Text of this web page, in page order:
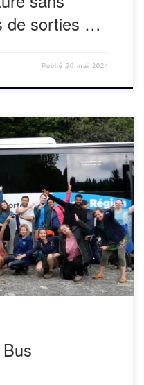
de sorties …
Publié20 mai 2024
de juin des Bus
sans voiture depuis
(pas de bus existant en